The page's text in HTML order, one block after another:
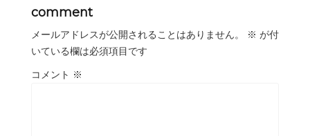
comment
メールアドレスが公開されることはありません。 ※ が付
いている欄は必須項目です
コメント ※